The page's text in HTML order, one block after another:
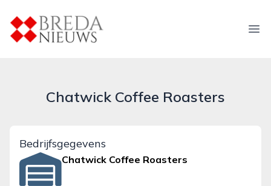
breda-nieuws.nl
Chatwick Coffee Roasters
Bedrijfsgegevens
Chatwick Coffee Roasters